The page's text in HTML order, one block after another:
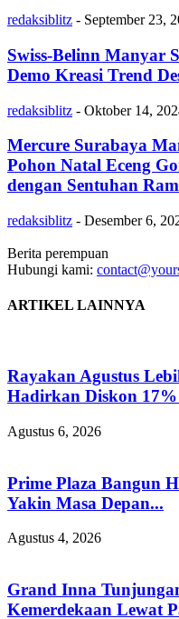
redaksiblitz - September 23,
Swiss-Belinn Manyar
Demo Kreasi Trend
redaksiblitz - Oktober 14,
Mercure Surabaya
Pohon Natal Eceng
dengan Sentuhan
redaksiblitz - Desember 6,
Berita perempuan
Hubungi kami:
ARTIKEL LAINNYA
Rayakan Agustus
Hadirkan Diskon
Agustus 6, 2026
Prime Plaza Bangun
Yakin Masa Depan...
Agustus 4, 2026
Grand Inna
Kemerdekaan Lewat